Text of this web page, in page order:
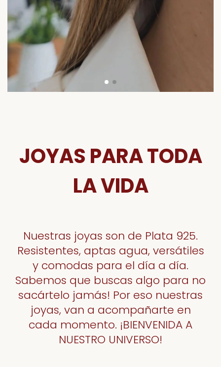
JOYAS PARA TODA
LA VIDA
Nuestras joyas son de Plata 925.
Resistentes, aptas agua, versátiles
y comodas para el día a día.
Sabemos que buscas algo para no
sacártelo jamás! Por eso nuestras
joyas, van a acompañarte en
cada momento. ¡BIENVENIDA A
NUESTRO UNIVERSO!